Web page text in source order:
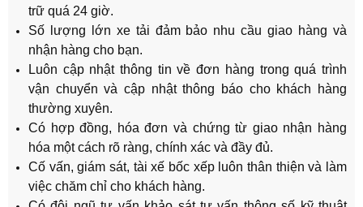
trữ quá 24 giờ.
Số lượng lớn xe tải đảm bảo nhu cầu giao hàng và
nhận hàng cho bạn.
Luôn cập nhật thông tin về đơn hàng trong quá trình
vận chuyển và cập nhật thông báo cho khách hàng
thường xuyên.
Có hợp đồng, hóa đơn và chứng từ giao nhận hàng
hóa một cách rõ ràng, chính xác và đầy đủ.
Cố vấn, giám sát, tài xế bốc xếp luôn thân thiện và làm
việc chăm chỉ cho khách hàng.